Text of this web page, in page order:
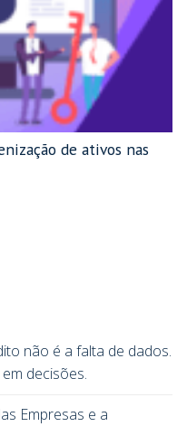
de ativos nas
não é a falta de dados.
decisões.
Empresas e a